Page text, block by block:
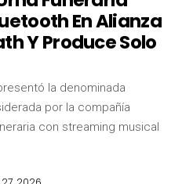
En Alianza
Y Produce Solo
la denominada
por la compañía
con streaming musical